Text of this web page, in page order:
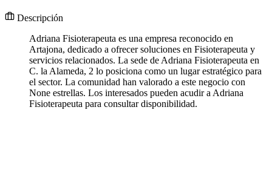
Descripción
Adriana Fisioterapeuta es una empresa reconocido en
Artajona, dedicado a ofrecer soluciones en Fisioterapeuta y
servicios relacionados. La sede de Adriana Fisioterapeuta en
C. la Alameda, 2 lo posiciona como un lugar estratégico para
el sector. La comunidad han valorado a este negocio con
None estrellas. Los interesados pueden acudir a Adriana
Fisioterapeuta para consultar disponibilidad.